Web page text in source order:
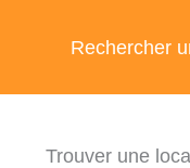
Rechercher
Trouver une